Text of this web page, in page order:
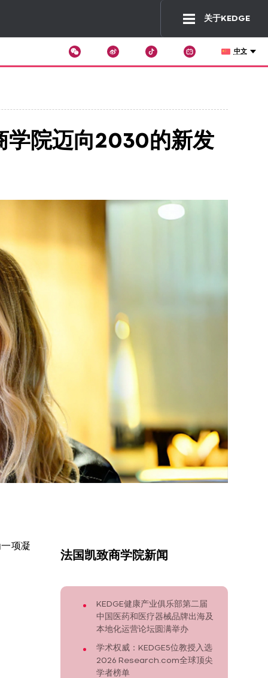
关于KEDGE
Wechat Tiktok
中文
学院迈向2030的新发
项凝
法国凯致商学院新闻
KEDGE健康产业俱乐部第二届
中国医药和医疗器械品牌出海及
本地化运营论坛圆满举办
学术权威：KEDGE5位教授入选
2026 Research.com全球顶尖
学者榜单